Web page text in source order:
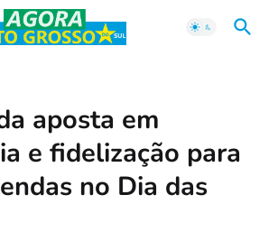
aposta em
e fidelização para
no Dia das